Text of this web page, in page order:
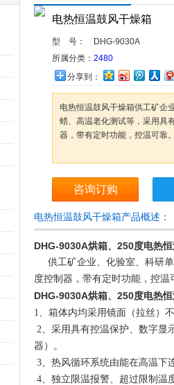
电热恒温鼓风干燥箱
型 号：
DHG-9030A
所属分类： 2480
分享到：
电热恒温鼓风干燥箱供工矿企
蜡、高温老化测试等，采用具
器，带有定时功能，控温可靠
咨询订购
电热恒温鼓风干燥箱产品概述：
DHG-9030A烘箱、250度电热
供工矿企业、化验室、科研单
度控制器，带有定时功能，控温
DHG-9030A烘箱、250度电热
1、箱体内均采用镜面（拉丝）
2、采用具有控温保护、数字显
器）。
3、热风循环系统由能在高温下
4、独立限温报警、超过限制温